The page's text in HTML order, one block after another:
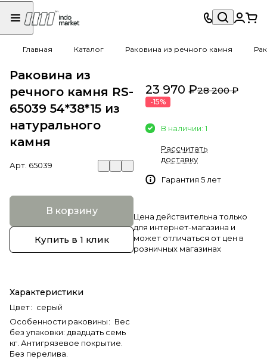
Главная Каталог Раковина из речного камня
Раковина из
речного камня RS-
65039 54*38*15 из
натурального
камня
Арт. 65039
В корзину
Купить в 1 клик
Характеристики
Цвет: серый
Особенности раковины: Вес
без упаковки: двадцать семь
кг. Антигрязевое покрытие.
Без перелива.
23 970 ₽28 200 ₽
-15%
В наличии: 1
Рассчитать
доставку
Гарантия 5 лет
Цена действительна только
для интернет-магазина и
может отличаться от цен в
розничных магазинах